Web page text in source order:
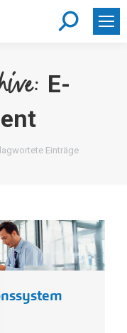
Search:
E-
Einträge